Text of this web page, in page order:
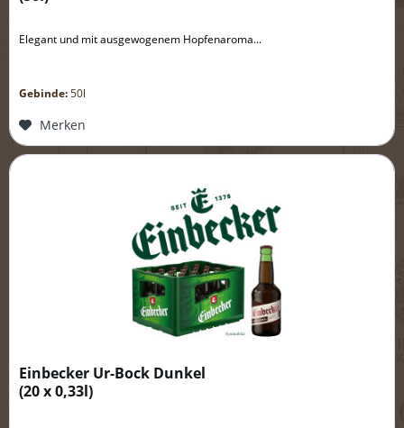
Elegant und mit ausgewogenem Hopfenaroma...
Gebinde:50l
Merken
Einbecker Ur-Bock Dunkel
(20 x 0,33l)